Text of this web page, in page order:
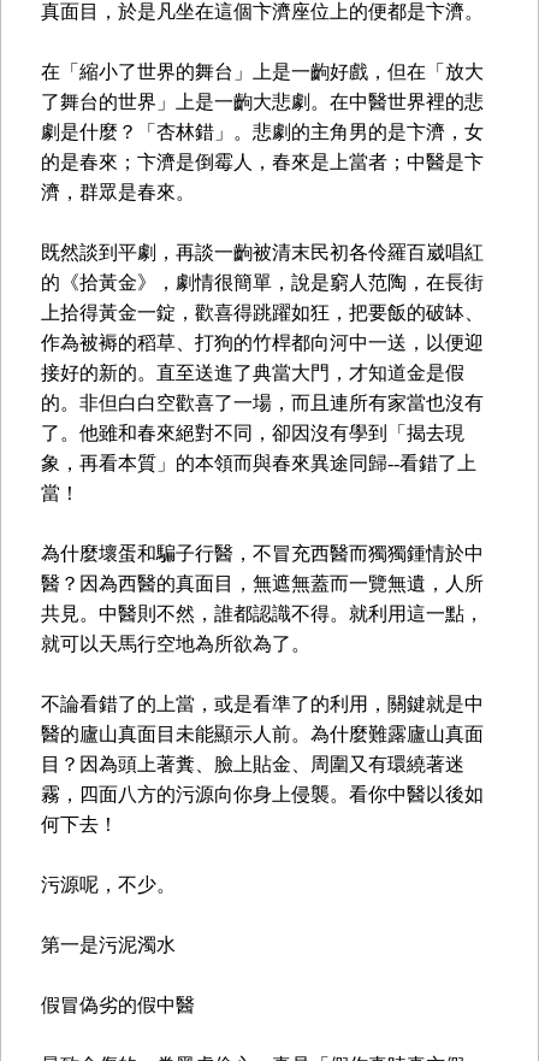
真面目，於是凡坐在這個卞濟座位上的便都是卞濟。
在「縮小了世界的舞台」上是一齣好戲，但在「放大
了舞台的世界」上是一齣大悲劇。在中醫世界裡的悲
劇是什麼？「杏林錯」。悲劇的主角男的是卞濟，女
的是春來；卞濟是倒霉人，春來是上當者；中醫是卞
濟，群眾是春來。
既然談到平劇，再談一齣被清末民初各伶羅百崴唱紅
的《拾黃金》，劇情很簡單，說是窮人范陶，在長街
上拾得黃金一錠，歡喜得跳躍如狂，把要飯的破缽、
作為被褥的稻草、打狗的竹桿都向河中一送，以便迎
接好的新的。直至送進了典當大門，才知道金是假
的。非但白白空歡喜了一場，而且連所有家當也沒有
了。他雖和春來絕對不同，卻因沒有學到「揭去現
象，再看本質」的本領而與春來異途同歸--看錯了上
當！
為什麼壞蛋和騙子行醫，不冒充西醫而獨獨鍾情於中
醫？因為西醫的真面目，無遮無蓋而一覽無遺，人所
共見。中醫則不然，誰都認識不得。就利用這一點，
就可以天馬行空地為所欲為了。
不論看錯了的上當，或是看準了的利用，關鍵就是中
醫的廬山真面目未能顯示人前。為什麼難露廬山真面
目？因為頭上著糞、臉上貼金、周圍又有環繞著迷
霧，四面八方的污源向你身上侵襲。看你中醫以後如
何下去！
污源呢，不少。
第一是污泥濁水
假冒偽劣的假中醫